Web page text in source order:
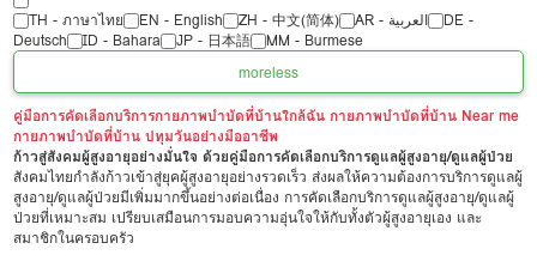
TH - ‏ภาษาไทย EN - English ZH - 中文(简体) ‏AR - ‏العربية‏
DE -
Deutsch
ID - Bahara JP - 日本語
MM - Burmese
moreless
คู่มือการคัดเลือกบริการกายภาพบำบัดที่บ้านใกล้ฉัน กายภาพบำบัดที่บ้าน Near me
กายภาพบำบัดที่บ้าน ปทุมวันอย่างมืออาชีพ
ก้าวสู่สังคมผู้สูงอายุอย่างมั่นใจ ด้วยคู่มือการคัดเลือกบริการดูแลผู้สูงอายุ/ดูแลผู้ป่วย
สังคมไทยกำลังก้าวเข้าสู่ยุคผู้สูงอายุอย่างรวดเร็ว ส่งผลให้ความต้องการบริการดูแลผู้
สูงอายุ/ดูแลผู้ป่วยมีเพิ่มมากขึ้นอย่างต่อเนื่อง การคัดเลือกบริการดูแลผู้สูงอายุ/ดูแลผู้
ป่วยที่เหมาะสม เปรียบเสมือนการมอบความอุ่นใจให้กับทั้งตัวผู้สูงอายุเอง และ
สมาชิกในครอบครัว